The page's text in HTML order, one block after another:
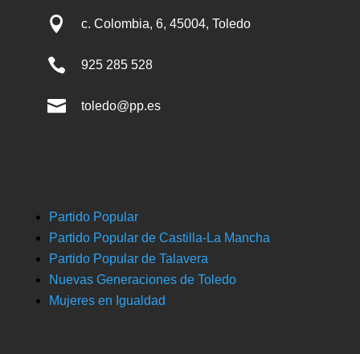
 c. Colombia, 6, 45004, Toledo
 925 285 528
 toledo@pp.es
Partido Popular
Partido Popular de Castilla-La Mancha
Partido Popular de Talavera
Nuevas Generaciones de Toledo
Mujeres en Igualdad